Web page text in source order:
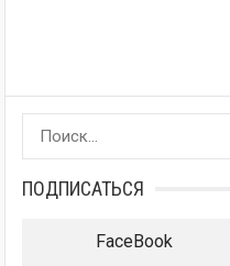
Найти:
ПОДПИСАТЬСЯ
FaceBook